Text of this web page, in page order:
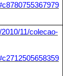
11/colecao-